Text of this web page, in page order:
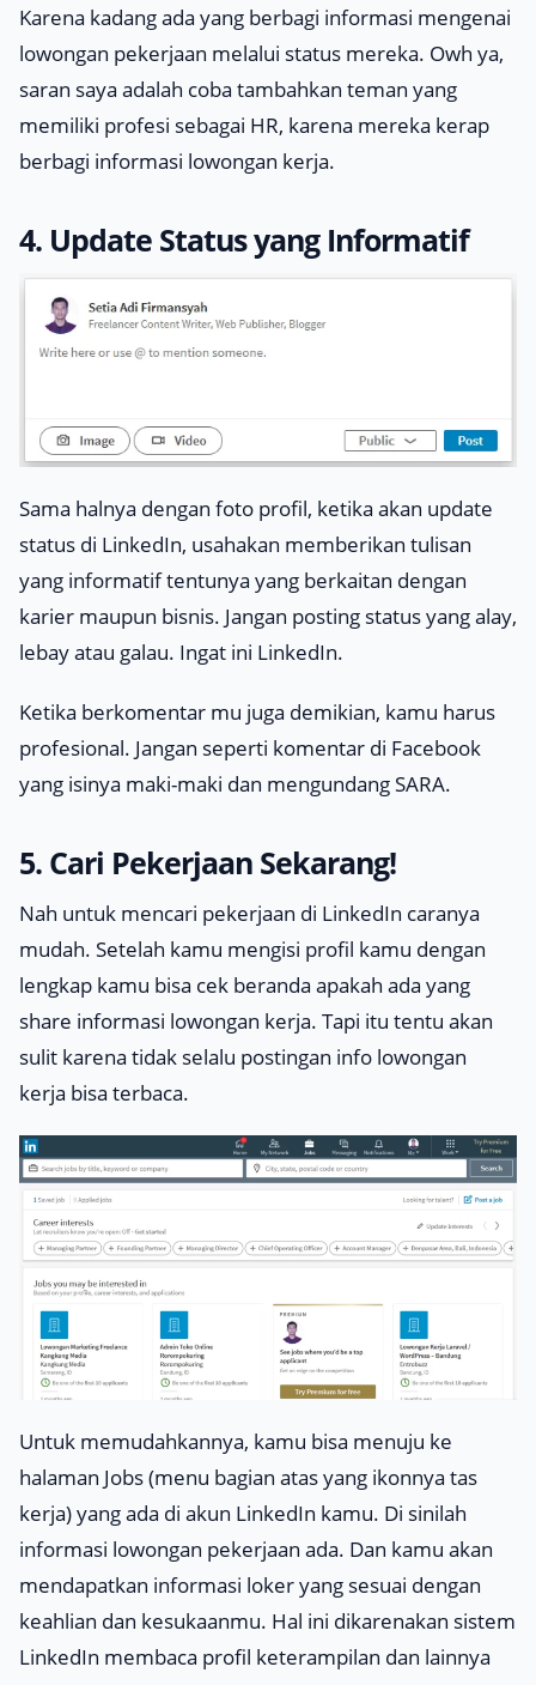
Karena kadang ada yang berbagi informasi mengenai
lowongan pekerjaan melalui status mereka. Owh ya,
saran saya adalah coba tambahkan teman yang
memiliki profesi sebagai HR, karena mereka kerap
berbagi informasi lowongan kerja.
4. Update Status yang Informatif
Sama halnya dengan foto profil, ketika akan update
status di LinkedIn, usahakan memberikan tulisan
yang informatif tentunya yang berkaitan dengan
karier maupun bisnis. Jangan posting status yangalay,
lebayatau galau. Ingat ini LinkedIn.
Ketika berkomentar mu juga demikian, kamu harus
profesional. Jangan seperti komentar di Facebook
yang isinya maki-maki dan mengundang SARA.
5. Cari Pekerjaan Sekarang!
Nah untuk mencari pekerjaan di LinkedIn caranya
mudah. Setelah kamu mengisi profil kamu dengan
lengkap kamu bisa cek beranda apakah ada yang
share informasi lowongan kerja. Tapi itu tentu akan
sulit karena tidak selalu postingan info lowongan
kerja bisa terbaca.
Untuk memudahkannya, kamu bisa menuju ke
halaman Jobs(menu bagian atas yang ikonnya tas
kerja) yang ada di akun LinkedIn kamu. Di sinilah
informasi lowongan pekerjaan ada. Dan kamu akan
mendapatkan informasi loker yang sesuai dengan
keahlian dan kesukaanmu. Hal ini dikarenakan sistem
LinkedIn membaca profil keterampilan dan lainnya